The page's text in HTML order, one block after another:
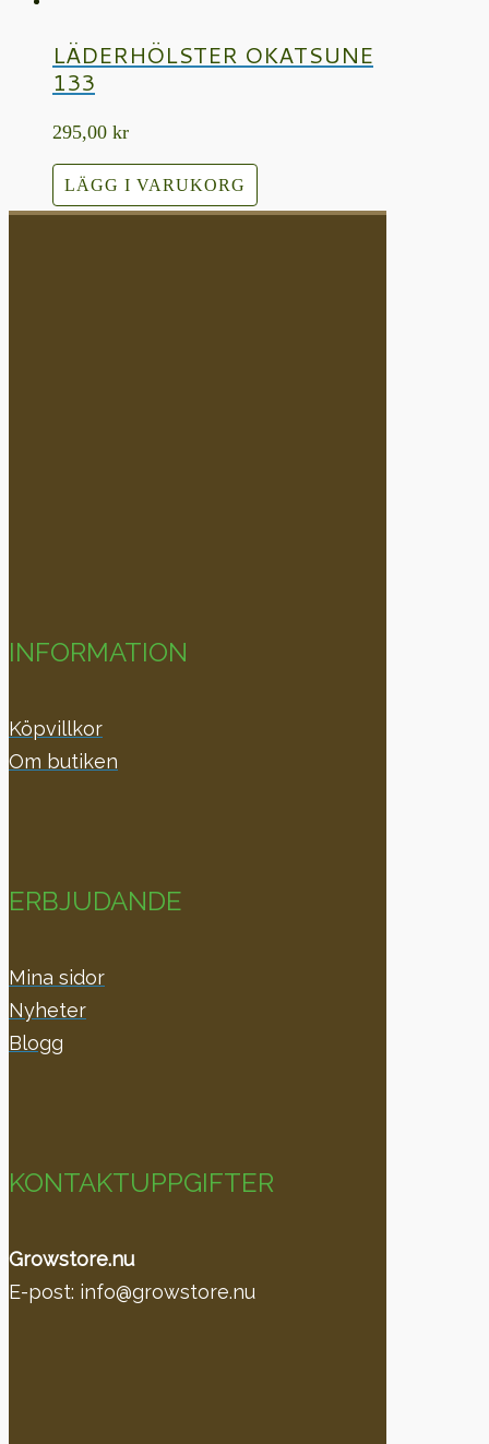
LÄDERHÖLSTER OKATSUNE
133
295,00 kr
LÄGG I VARUKORG
INFORMATION
Köpvillkor
Om butiken
ERBJUDANDE
Mina sidor
Nyheter
Blogg
KONTAKTUPPGIFTER
Growstore.nu
E-post: info@growstore.nu